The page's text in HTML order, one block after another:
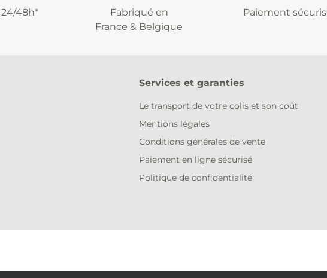
48h*
Fabriqué en
France & Belgique
Paiement
Services et garanties
Le transport de votre colis et son coût
Mentions légales
Conditions générales de vente
Paiement en ligne sécurisé
Politique de confidentialité